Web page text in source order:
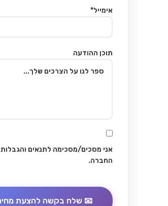
אימייל*
תוכן ההודעה
אני מסכים/מסכימה לתנאים והגבלות
החברה.